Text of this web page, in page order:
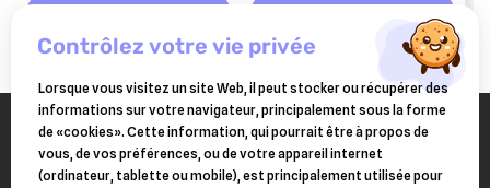
Ajouter au panier Ajouter au panier
contrôlez votre vie privée
Lorsque vous visitez un site Web, il peut stocker ou récupérer des
informations sur votre navigateur, principalement sous la forme
de «cookies». Cette information, qui pourrait être à propos de
vous, de vos préférences, ou de votre appareil internet
(ordinateur, tablette ou mobile), est principalement utilisée pour